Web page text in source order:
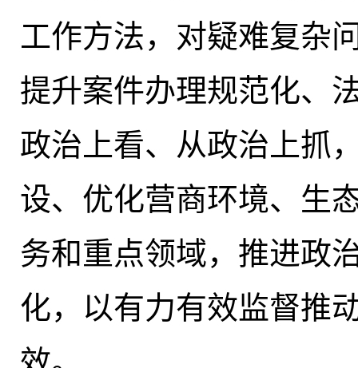
工作方法，对疑难复杂
提升案件办理规范化、
政治上看、从政治上抓
设、优化营商环境、生
务和重点领域，推进政
化，以有力有效监督推